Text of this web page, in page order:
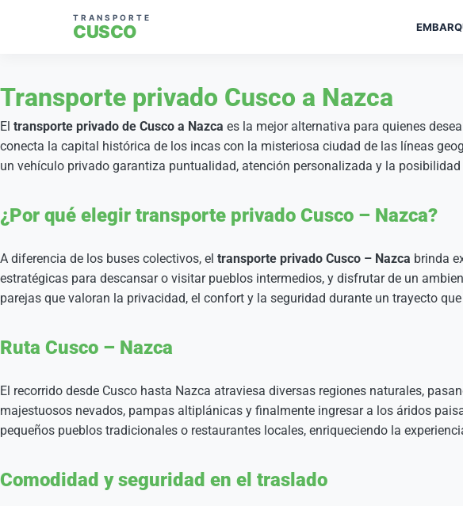
TRANSPORTE
CUSCO
Transporte privado Cusco a Nazca
El transporte privado de Cusco a Nazca es la mejor alternativa para quienes
conecta la capital histórica de los incas con la misteriosa ciudad de las líneas
un vehículo privado garantiza puntualidad, atención personalizada y la
¿Por qué elegir transporte privado Cusco – Nazca?
A diferencia de los buses colectivos, el transporte privado Cusco – Nazca brinda
estratégicas para descansar o visitar pueblos intermedios, y disfrutar de un
parejas que valoran la privacidad, el confort y la seguridad durante un trayecto
Ruta Cusco – Nazca
El recorrido desde Cusco hasta Nazca atraviesa diversas regiones naturales,
majestuosos nevados, pampas altiplánicas y finalmente ingresar a los áridos
pequeños pueblos tradicionales o restaurantes locales, enriqueciendo la
Comodidad y seguridad en el traslado